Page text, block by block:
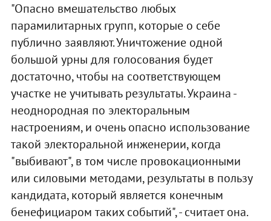
"Опасно вмешательство любых
парамилитарных групп, которые о себе
публично заявляют. Уничтожение одной
большой урны для голосования будет
достаточно, чтобы на соответствующем
участке не учитывать результаты. Украина -
неоднородная по электоральным
настроениям, и очень опасно использование
такой электоральной инженерии, когда
"выбивают", в том числе провокационными
или силовыми методами, результаты в пользу
кандидата, который является конечным
бенефициаром таких событий", - считает она.